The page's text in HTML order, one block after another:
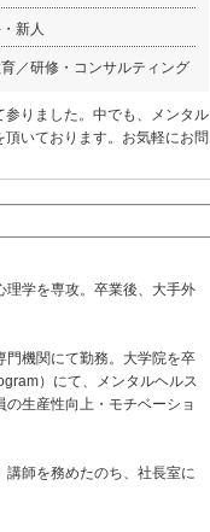
新人
／研修・コンサルティング
りました。中でも、メンタル
いております。お気軽にお問
理学を専攻。卒業後、大手外
門機関にて勤務。大学院を卒
）にて、メンタルヘルス
生産性向上・モチベーショ
師を務めたのち、社長室に